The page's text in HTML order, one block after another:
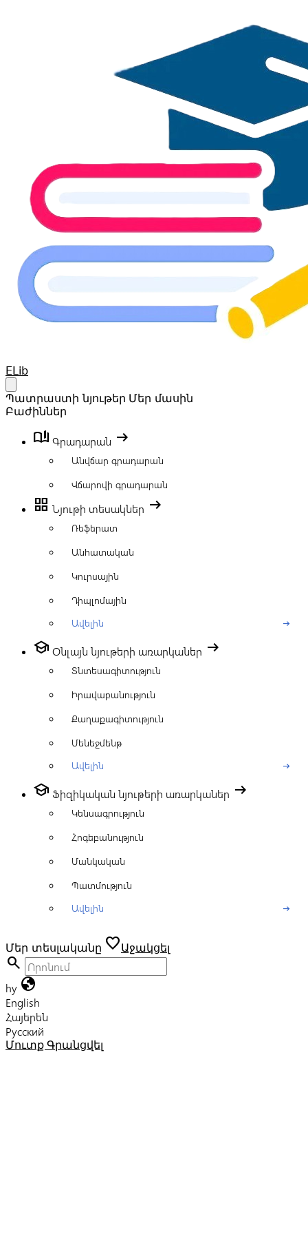
Your Company
ELib
Պատրաստի նյութեր Մեր մասին
Բաժիններ
book_ribbon Գրադարան arrow_right_alt
Անվճար գրադարան
Վճարովի գրադարան
grid_view Նյութի տեսակներ arrow_right_alt
Ռեֆերատ
Անհատական
Կուրսային
Դիպլոմային
Ավելին
arrow_right_alt
school Օնլայն նյութերի առարկաներ arrow_right_alt
Տնտեսագիտություն
Իրավաբանություն
Քաղաքագիտություն
Մենեջմենթ
Ավելին
arrow_right_alt
school Ֆիզիկական նյութերի առարկաներ arrow_right_alt
Կենսագրություն
Հոգեբանություն
Մանկական
Պատմություն
Ավելին
arrow_right_alt
Մեր տեսլականը favoriteԱջակցել
search
hy globe
English
Հայերեն
Русский
Մուտք Գրանցվել